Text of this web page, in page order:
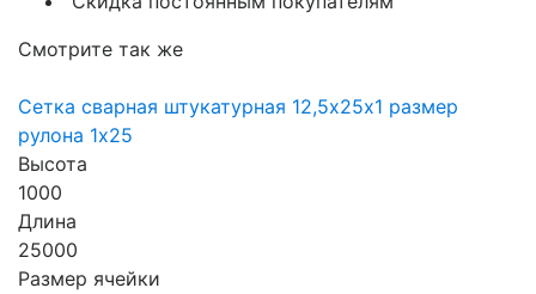
Смотрите так же
Сетка сварная штукатурная 12,5х25х1 размер
рулона 1х25
Высота
1000
Длина
25000
Размер ячейки